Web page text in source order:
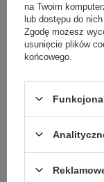
na Twoim
lub dostępu do nich
Zgodę możesz
usunięcie plików
końcowego.